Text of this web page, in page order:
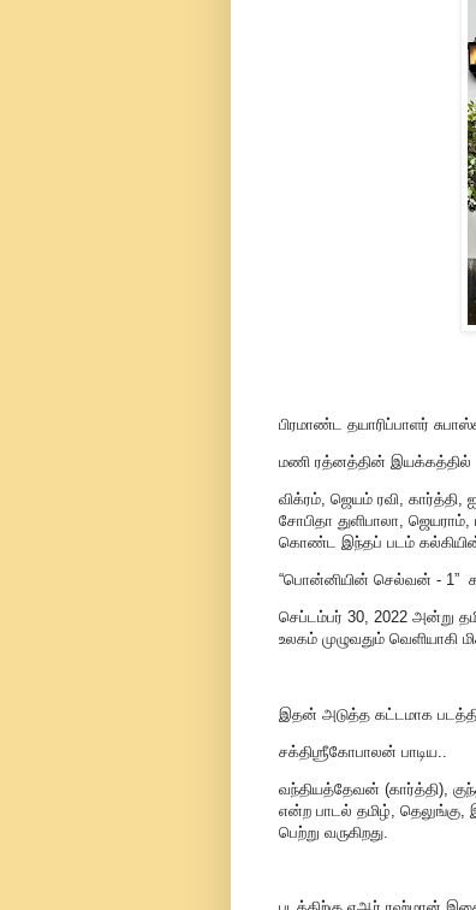
பிரமாண்ட தயாரிப்பாளர்
மணி ரத்னத்தின் இயக்கத்தில்
விக்ரம், ஜெயம் ரவி, கார்த்தி,
சோபிதா துளிபாலா,
கொண்ட இந்தப் படம்
“பொன்னியின் செல்வன் - 1”
செப்டம்பர் 30, 2022 அன்று
உலகம் முழுவதும் வெளியாகி
இதன் அடுத்த கட்டமாக
சக்திஶ்ரீகோபாலன் பாடிய..
வந்தியத்தேவன் (கார்த்தி),
என்ற பாடல் தமிழ்,
பெற்று வருகிறது.